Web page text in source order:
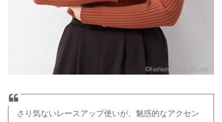
さり気ないレースアップ使いが、魅惑的なアクセン